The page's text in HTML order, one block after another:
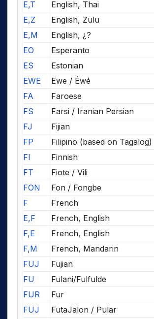
E,T
English, Thai
E,Z
English, Zulu
E,M
English, ¿?
EO
Esperanto
ES
Estonian
EWE
Ewe / Éwé
FA
Faroese
FS
Farsi / Iranian Persian
FJ
Fijian
FP
Filipino (based on Tagalog)
FI
Finnish
FT
Fiote / Vili
FON
Fon / Fongbe
F
French
E,F
French, English
F,E
French, English
F,M
French, Mandarin
FUJ
Fujian
FU
Fulani/Fulfulde
FUR
Fur
FUJ
FutaJalon / Pular